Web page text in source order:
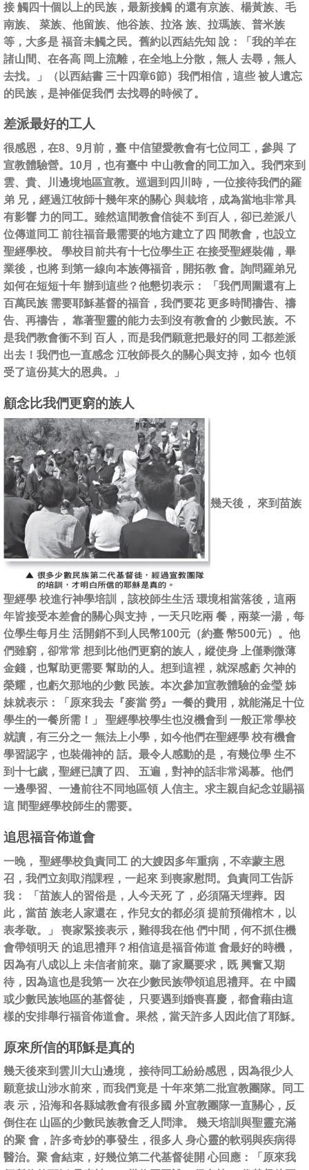
接 觸四十個以上的民族，最新接觸 的還有京族、楊黃族、毛
南族、 菜族、他留族、他谷族、拉洛 族、拉瑪族、普米族
等，大多是 福音未觸之民。舊約以西結先知 說：「我的羊在
諸山間、在各高 岡上流離，在全地上分散，無人 去尋，無人
去找。」（以西結書 三十四章6節）我們相信，這些 被人遺忘
的民族，是神催促我們 去找尋的時候了。
差派最好的工人
很感恩，在8、9月前，臺 中信望愛教會有七位同工，參與 了
宣教體驗營。10月，也有臺中 中山教會的同工加入。我們來到
雲、貴、川邊境地區宣教。巡迴到四川時，一位接待我們的羅
弟 兄，經過江牧師十幾年來的關心 與栽培，成為當地非常具
有影響 力的同工。雖然這間教會信徒不 到百人，卻已差派八
位傳道同工 前往福音最需要的地方建立了四 間教會，也設立
聖經學校。 學校目前共有十七位學生正 在接受聖經裝備，畢
業後，也將 到第一線向本族傳福音，開拓教 會。詢問羅弟兄
如何在短短十年 辦到這些？他懇切表示： 「我們周圍還有上
百萬民族 需要耶穌基督的福音，我們要花 更多時間禱告、禱
告、再禱告， 靠著聖靈的能力去到沒有教會的 少數民族。不
是我們教會衝不到 百人，而是我們願意把最好的同 工都差派
出去！我們也一直感念 江牧師長久的關心與支持，如今 也領
受了這份莫大的恩典。」
顧念比我們更窮的族人
幾天後， 來到苗族
聖經學 校進行神學培訓，該校師生生活 環境相當落後，這兩
年皆接受本差會的關心與支持，一天只吃兩 餐，兩菜一湯，每
位學生每月生 活開銷不到人民幣100元（約臺 幣500元）。他
們雖窮，卻常常 想到比他們更窮的族人，縱使身 上僅剩微薄
金錢，也幫助更需要 幫助的人。想到這裡，就深感虧 欠神的
榮耀，也虧欠那地的少數 民族。本次參加宣教體驗的金瑩 姊
妹就表示：「原來我去『麥當 勞』一餐的費用，就能滿足十位
學生的一餐所需！」 聖經學校學生也沒機會到 一般正常學校
就讀，有三分之一 無法上小學，如今他們在聖經學 校有機會
學習認字，也裝備神的 話。最令人感動的是，有幾位學 生不
到十七歲，聖經已讀了四、 五遍，對神的話非常渴慕。他們
一邊學習、一邊前往不同地區領 人信主。求主親自紀念並賜福
這 間聖經學校師生的需要。
追思福音佈道會
一晚， 聖經學校負責同工 的大嫂因多年重病，不幸蒙主恩
召，我們立刻取消課程，一起來 到喪家慰問。負責同工告訴
我： 「苗族人的習俗是，人今天死 了，必須隔天埋葬。因
此，當苗 族老人家還在，作兒女的都必須 提前預備棺木，以
表孝敬。」 喪家緊接表示，難得我在他 們中間，何不抓住機
會帶領明天 的追思禮拜？相信這是福音佈道 會最好的時機，
因為有八成以上 未信者前來。聽了家屬要求，既 興奮又期
待，因為這也是我第一 次在少數民族帶領追思禮拜。在 中國
或少數民族地區的基督徒， 只要遇到婚喪喜慶，都會藉由這
樣的安排舉行福音佈道會。果然，當天許多人因此信了耶穌。
原來所信的耶穌是真的
幾天後來到雲川大山邊境， 接待同工紛紛感恩，因為很少人
願意拔山涉水前來，而我們竟是 十年來第二批宣教團隊。同工
表 示，沿海和各縣城教會有很多國 外宣教團隊一直關心，反
倒住在 山區的少數民族教會乏人問津。 幾天培訓與聖靈充滿
的聚 會，許多奇妙的事發生，很多人 身心靈的軟弱與疾病得
醫治。聚 會結束，好幾位第二代基督徒開 心回應：「原來我